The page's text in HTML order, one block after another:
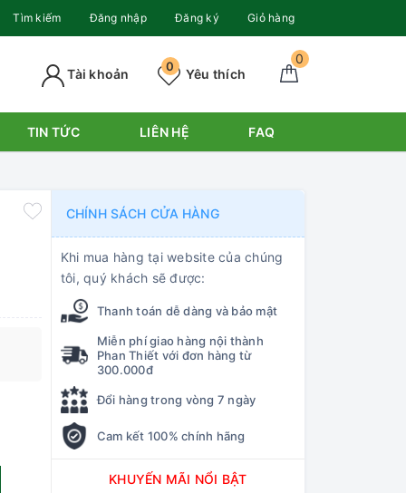
Tìm kiếm Đăng nhập Đăng ký Giỏ hàng
0
Yêu thích
0
Tài khoản
TIN TỨC LIÊN HỆ FAQ
CHÍNH SÁCH CỬA HÀNG
Khi mua hàng tại website của chúng
tôi, quý khách sẽ được:
Thanh toán dễ dàng và bảo mật
Miễn phí giao hàng nội thành
Phan Thiết với đơn hàng từ
300.000đ
Đổi hàng trong vòng 7 ngày
Cam kết 100% chính hãng
KHUYẾN MÃI NỔI BẬT